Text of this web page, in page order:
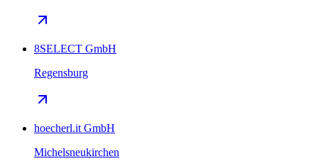
8SELECT GmbH
Regensburg
hoecherl.it GmbH
Michelsneukirchen